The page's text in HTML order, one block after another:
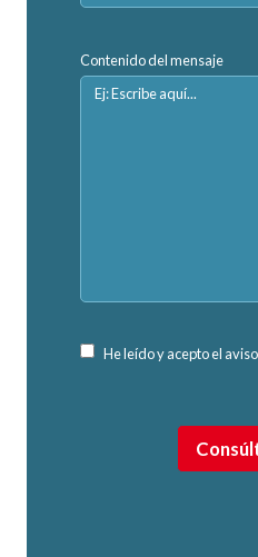
Contenido del mensaje
He leído y acepto el